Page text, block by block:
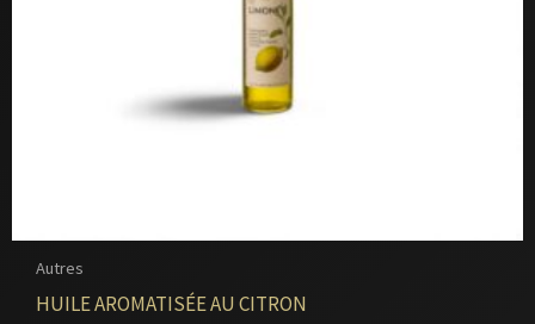
Autres
HUILE AROMATISÉE AU CITRON